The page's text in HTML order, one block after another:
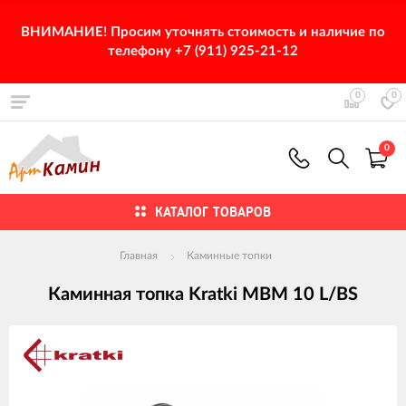
ВНИМАНИЕ! Просим уточнять стоимость и наличие по
телефону +7 (911) 925-21-12
0 0
0
КАТАЛОГ ТОВАРОВ
Главная Каминные топки
Каминная топка Kratki MBM 10 L/BS
Изображения
товаров